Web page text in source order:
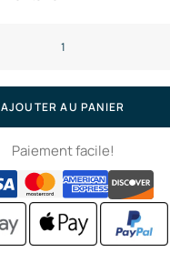
AJOUTER AU PANIER
Paiement facile!